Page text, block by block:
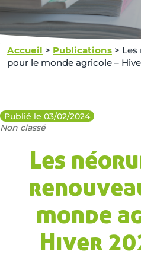
Accueil > Publications > Les
pour le monde agricole –
Publié le 03/02/2024
Non classé
Les
monde
Hiver